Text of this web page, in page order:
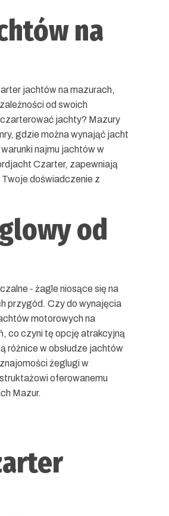
na
jachtów na mazurach,
od swoich
jachty? Mazury
gdzie można wynająć jacht
najmu jachtów w
Czarter, zapewniają
doświadczenie z
od
- żagle niosące się na
przygód. Czy do wynajęcia
motorowych na
co czyni tę opcję atrakcyjną
różnice w obsłudze jachtów
żeglugi w
oferowanemu
Mazur.